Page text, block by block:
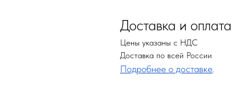
Доставка и оплата
Цены указаны с НДС
Доставка по всей России
Подробнее о доставке